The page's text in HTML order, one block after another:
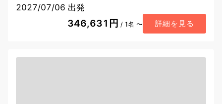
2027/07/06 出発
346,631円 / 1名 〜 詳細を見る